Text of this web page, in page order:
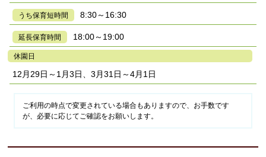
うち保育短時間 8:30～16:30
延長保育時間 18:00～19:00
休園日
12月29日～1月3日、3月31日～4月1日
ご利用の時点で変更されている場合もありますので、お手数です
が、必要に応じてご確認をお願いします。